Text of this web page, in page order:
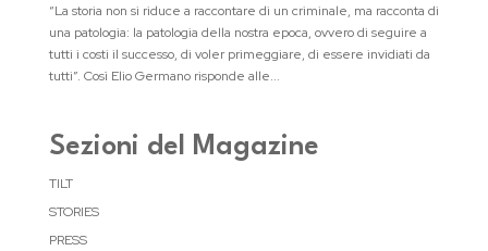
“La storia non si riduce a raccontare di un criminale, ma racconta di
una patologia: la patologia della nostra epoca, ovvero di seguire a
tutti i costi il successo, di voler primeggiare, di essere invidiati da
tutti”. Così Elio Germano risponde alle...
Sezioni del Magazine
TILT
STORIES
PRESS